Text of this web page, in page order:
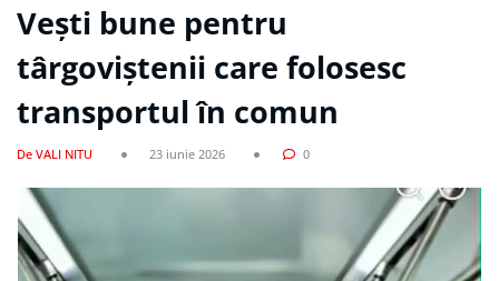
Vești bune pentru
târgoviștenii care folosesc
transportul în comun
De VALI NITU 23 iunie 2026 0